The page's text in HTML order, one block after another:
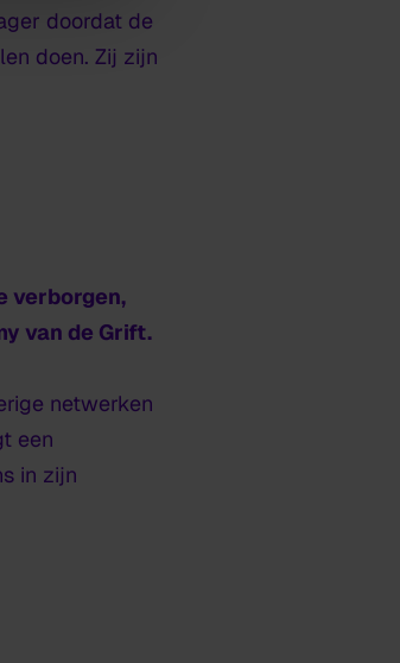
doordat de
doen. Zij zijn
verborgen,
van de Grift.
netwerken
een
in zijn